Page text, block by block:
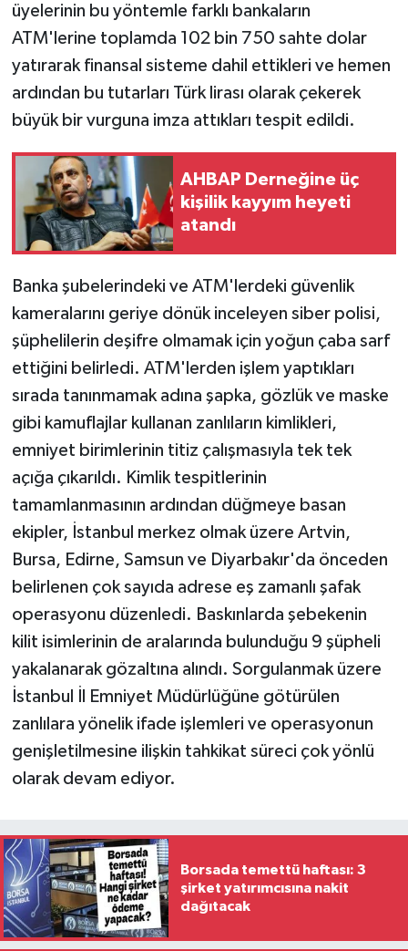
üyelerinin bu yöntemle farklı bankaların
ATM'lerine toplamda 102 bin 750 sahte dolar
yatırarak finansal sisteme dahil ettikleri ve hemen
ardından bu tutarları Türk lirası olarak çekerek
büyük bir vurguna imza attıkları tespit edildi.
AHBAP Derneğine üç
kişilik kayyım heyeti
atandı
Banka şubelerindeki ve ATM'lerdeki güvenlik
kameralarını geriye dönük inceleyen siber polisi,
şüphelilerin deşifre olmamak için yoğun çaba sarf
ettiğini belirledi. ATM'lerden işlem yaptıkları
sırada tanınmamak adına şapka, gözlük ve maske
gibi kamuflajlar kullanan zanlıların kimlikleri,
emniyet birimlerinin titiz çalışmasıyla tek tek
açığa çıkarıldı. Kimlik tespitlerinin
tamamlanmasının ardından düğmeye basan
ekipler, İstanbul merkez olmak üzere Artvin,
Bursa, Edirne, Samsun ve Diyarbakır'da önceden
belirlenen çok sayıda adrese eş zamanlı şafak
operasyonu düzenledi. Baskınlarda şebekenin
kilit isimlerinin de aralarında bulunduğu 9 şüpheli
yakalanarak gözaltına alındı. Sorgulanmak üzere
İstanbul İl Emniyet Müdürlüğüne götürülen
zanlılara yönelik ifade işlemleri ve operasyonun
genişletilmesine ilişkin tahkikat süreci çok yönlü
olarak devam ediyor.
Borsada temettü haftası: 3
şirket yatırımcısına nakit
dağıtacak